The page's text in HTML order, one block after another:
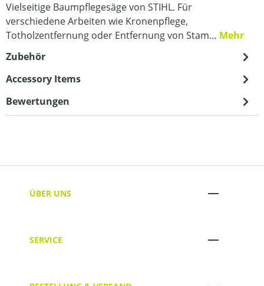
Vielseitige Baumpflegesäge von STIHL. Für
verschiedene Arbeiten wie Kronenpflege,
Totholzentfernung oder Entfernung von Stam… Mehr
Zubehör
Accessory Items
Bewertungen
ÜBER UNS
SERVICE